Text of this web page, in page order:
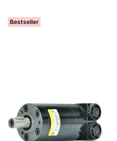
Bestseller